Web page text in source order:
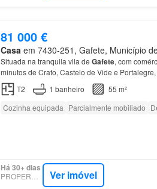
81 000 €
Casa em 7430-251, Gafete, Município
Situada na tranquila vila de Gafete, com
minutos de Crato, Castelo de Vide e
T2
1 banheiro
55 m²
Cozinha equipada Parcialmente mobiliado
Há 30+ dias
PROPERSTAR Ver imóvel